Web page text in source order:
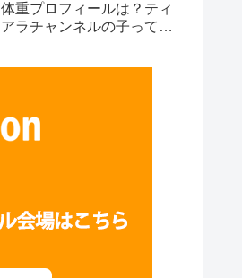
体重プロフィールは？ティ
アラチャンネルの子って本